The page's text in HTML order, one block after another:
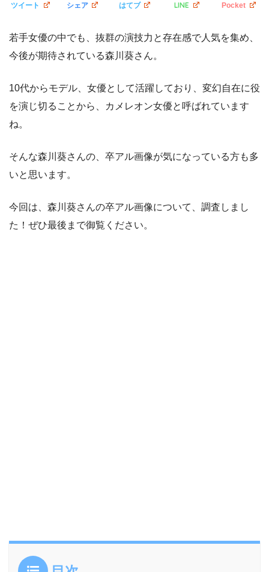
ツイート シェア はてブ LINE Pocket
若手女優の中でも、抜群の演技力と存在感で人気を集め、
今後が期待されている森川葵さん。
10代からモデル、女優として活躍しており、変幻自在に役
を演じ切ることから、カメレオン女優と呼ばれています
ね。
そんな森川葵さんの、卒アル画像が気になっている方も多
いと思います。
今回は、森川葵さんの卒アル画像について、調査しまし
た！ぜひ最後まで御覧ください。